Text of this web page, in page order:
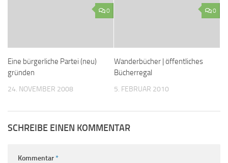
0
Eine bürgerliche Partei (neu)
gründen
24. NOVEMBER 2008
0
Wanderbücher | öffentliches
Bücherregal
5. FEBRUAR 2010
SCHREIBE EINEN KOMMENTAR
Kommentar*